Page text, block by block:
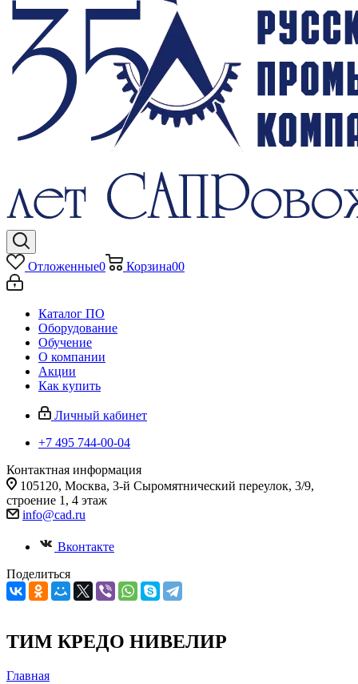
Отложенные0 Корзина00
Каталог ПО
Оборудование
Обучение
О компании
Акции
Как купить
Личный кабинет
+7 495 744-00-04
Контактная информация
105120, Москва, 3-й Сыромятнический переулок, 3/9,
строение 1, 4 этаж
info@cad.ru
Вконтакте
Поделиться
ТИМ КРЕДО НИВЕЛИР
Главная